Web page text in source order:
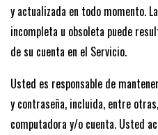
y actualizada en todo momento.
incompleta u obsoleta puede
de su cuenta en el Servicio.
Usted es responsable de
y contraseña, incluida, entre
computadora y/o cuenta. Usted